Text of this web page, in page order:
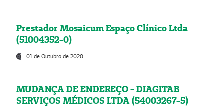
Prestador Mosaicum Espaço Clínico Ltda
(51004352-0)
01 de Outubro de 2020
MUDANÇA DE ENDEREÇO - DIAGITAB
SERVIÇOS MÉDICOS LTDA (54003267-5)